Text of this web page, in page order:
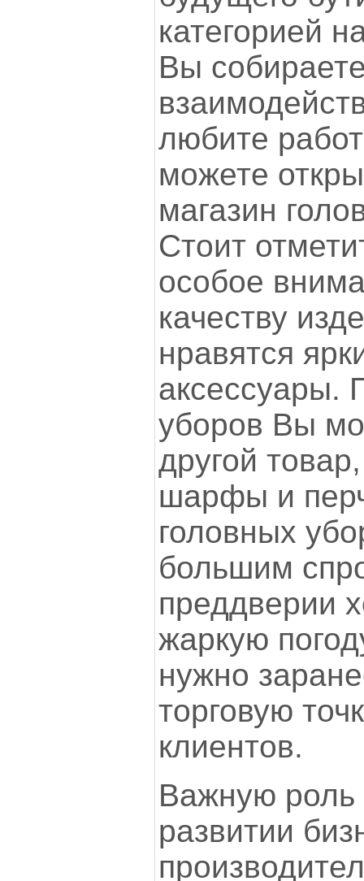
категорией
Вы
любите
можете
магазин
Стоит
особое
качеству
нравятся
аксессуары.
уборов Вы
другой
шарфы и
головных
большим
преддверии
жаркую
нужно
торговую
клиентов.
Важную роль
развитии